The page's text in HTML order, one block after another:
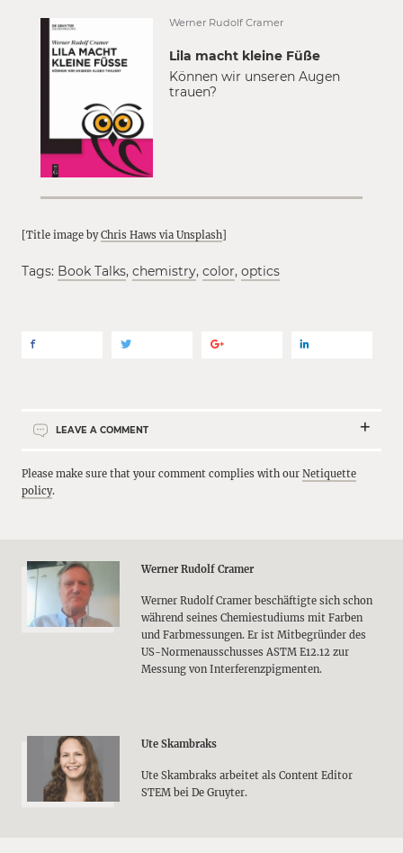
Werner Rudolf Cramer
Lila macht kleine Füße
Können wir unseren Augen
trauen?
[Title image byChris Haws via Unsplash]
Tags: Book Talks, chemistry, color, optics
LEAVE A COMMENT
Please make sure that your comment complies with our Netiquette
policy.
Werner Rudolf Cramer
Werner Rudolf Cramer beschäftigte sich schon
während seines Chemiestudiums mit Farben
und Farbmessungen. Er ist Mitbegründer des
US-Normenausschusses ASTM E12.12 zur
Messung von Interferenzpigmenten.
Ute Skambraks
Ute Skambraks arbeitet als Content Editor
STEM bei De Gruyter.